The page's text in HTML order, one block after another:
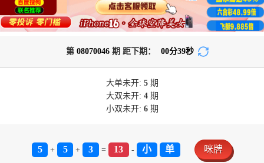
第 08070046 期 距下期： 00分39秒
大单未开: 5期
大双未开: 4期
小双未开: 6期
5 + 5 + 3 = 13 - 小 单 咪牌